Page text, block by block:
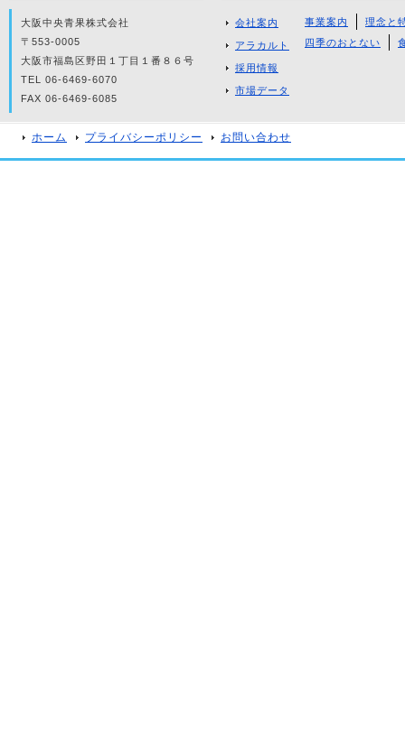
会社案内
アラカルト
採用情報
市場データ
事業案内
理念と
四季のおとない
大阪中央青果株式会社
〒553-0005
大阪市福島区野田１丁目１番８６号
TEL 06-6469-6070
FAX 06-6469-6085
ホーム プライバシーポリシー お問い合わせ